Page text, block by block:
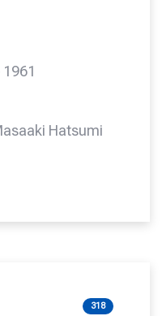
Hatsumi
318